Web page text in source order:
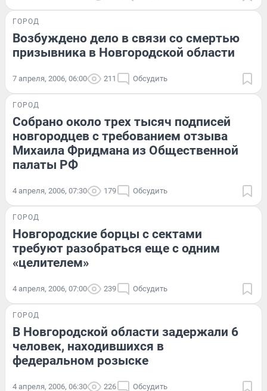
ГОРОД
Возбуждено дело в связи со смертью
призывника в Новгородской области
7 апреля, 2006, 06:00 211 Обсудить
ГОРОД
Собрано около трех тысяч подписей
новгородцев с требованием отзыва
Михаила Фридмана из Общественной
палаты РФ
4 апреля, 2006, 07:30 179 Обсудить
ГОРОД
Новгородские борцы с сектами
требуют разобраться еще с одним
«целителем»
4 апреля, 2006, 07:00 239 Обсудить
ГОРОД
В Новгородской области задержали 6
человек, находившихся в
федеральном розыске
4 апреля, 2006, 06:30 226 Обсудить